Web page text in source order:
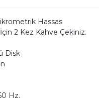
Hassas
2 Kez Kahve Çekiniz.
Disk
Hz.